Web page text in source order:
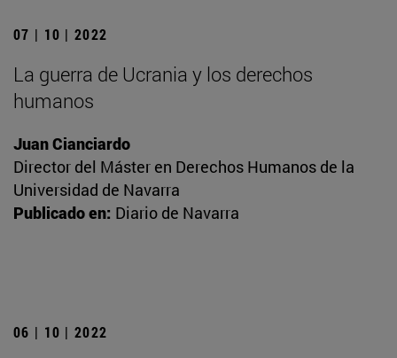
07 | 10 | 2022
La guerra de Ucrania y los derechos
humanos
Juan Cianciardo
Director del Máster en Derechos Humanos de la
Universidad de Navarra
Publicado en: Diario de Navarra
06 | 10 | 2022